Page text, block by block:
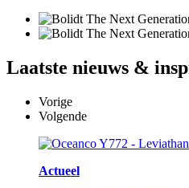
Laatste nieuws &
Vorige
Volgende
Actueel